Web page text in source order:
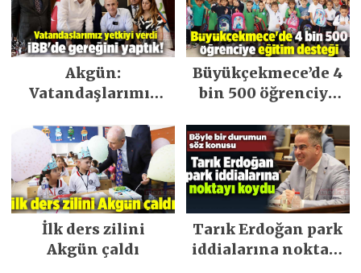
Akgün:
Vatandaşlarımız
gereğini yaptık!
Büyükçekmece’de 4
bin 500 öğrenciye
veriliyor
İlk ders zilini
Akgün çaldı
Tarık Erdoğan park
iddialarına noktayı